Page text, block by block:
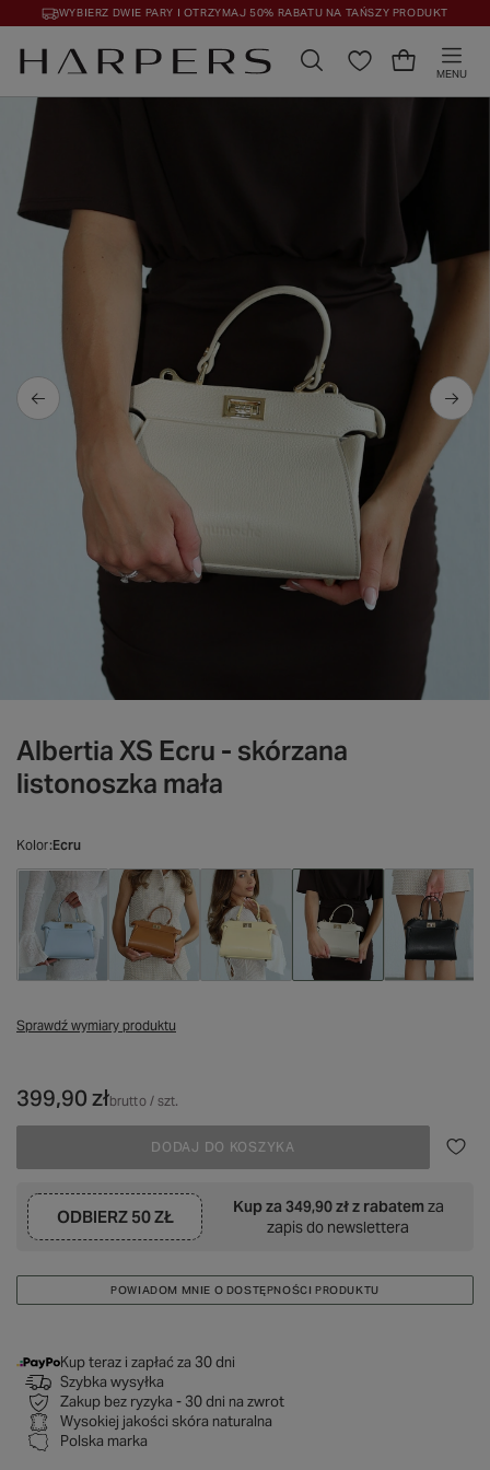
WYBIERZ DWIE PARY I OTRZYMAJ 50% RABATU NA TAŃSZY PRODUKT
MENU
Albertia XS Ecru - skórzana
listonoszka mała
Kolor Ecru
Sprawdź wymiary produktu
399,90 złbrutto/szt.
DODAJ DO KOSZYKA
ODBIERZ 50 ZŁ
Kup za 349,90 złz rabatem za
zapis do newslettera
POWIADOM MNIE O DOSTĘPNOŚCI PRODUKTU
Kup teraz i zapłać za 30 dni
Szybka wysyłka
Zakup bez ryzyka - 30 dni na zwrot
Wysokiej jakości skóra naturalna
Polska marka